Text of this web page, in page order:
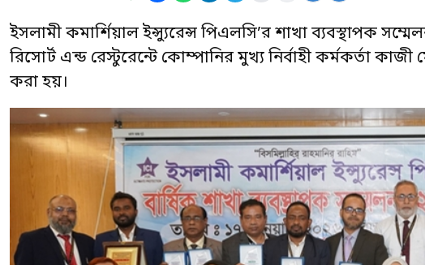
ইসলামী কমার্শিয়াল ইন্স্যুরেন্স পিএলসি’র শাখা ব্যবস্থাপক
রিসোর্ট এন্ড রেস্টুরেন্টে কোম্পানির মুখ্য নির্বাহী কর্মকর্তা
করা হয়।